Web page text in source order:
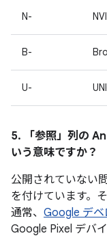
N-
B-
U-
5. 「参照」 列の
いう意味ですか？
公開されていない
を付けています。
通常、 Google デベ
Google Pixel デバ